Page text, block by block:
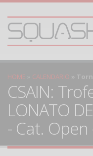
HOME CALENDARIO
CSAIN:
LONATO
- Cat. Open